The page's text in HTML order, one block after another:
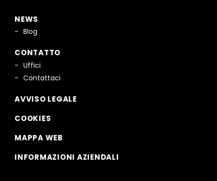
NEWS
Blog
CONTATTO
Uffici
Contattaci
AVVISO LEGALE
COOKIES
MAPPA WEB
INFORMAZIONI AZIENDALI